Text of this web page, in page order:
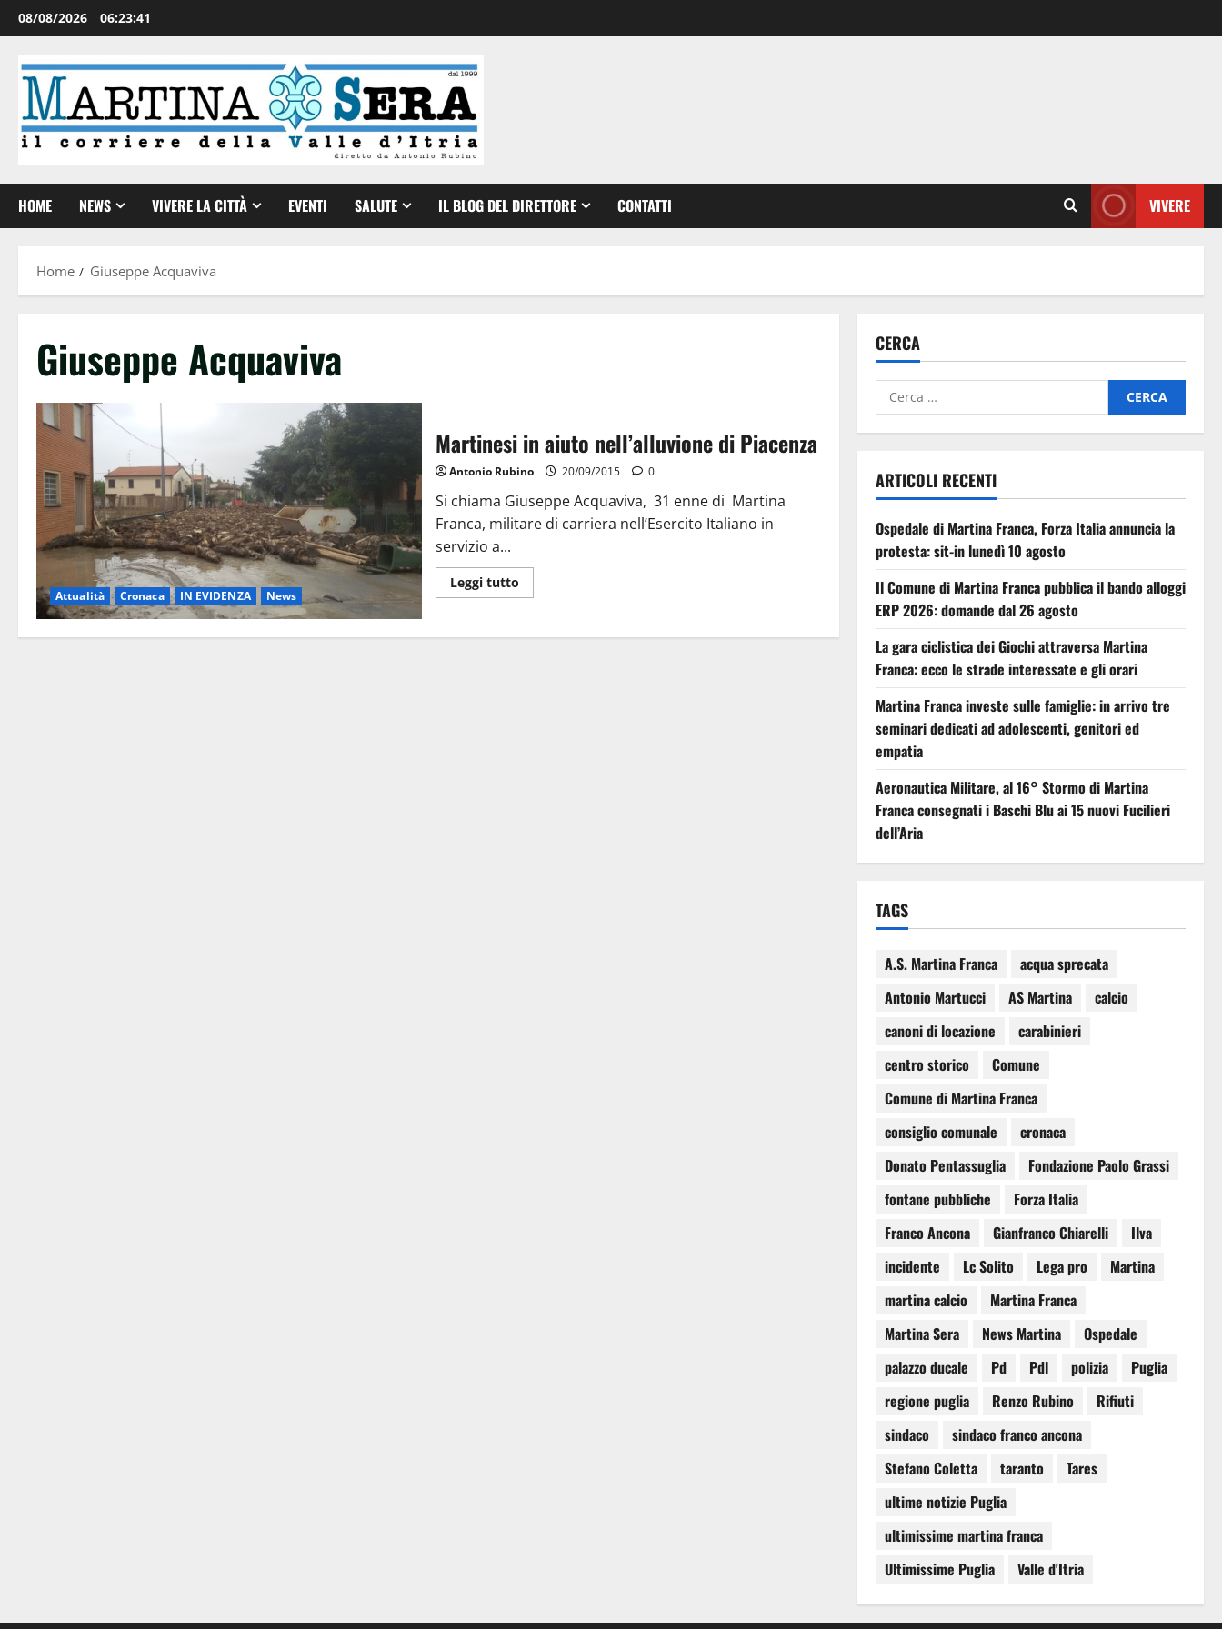
08/08/2026 06:23:42
HOME NEWS VIVERE LA CITTÀ EVENTI SALUTE IL BLOG DEL DIRETTORE CONTATTI VIVERE
Home Giuseppe Acquaviva
Giuseppe Acquaviva
Attualità Cronaca IN EVIDENZA News
Martinesi in aiuto nell’alluvione di Piacenza
Antonio Rubino 20/09/2015 0
Si chiama Giuseppe Acquaviva, 31 enne di Martina
Franca, militare di carriera nell’Esercito Italiano in
servizio a...
Leggi tutto
CERCA
ARTICOLI RECENTI
Ospedale di Martina Franca, Forza Italia annuncia la
protesta: sit-in lunedì 10 agosto
Il Comune di Martina Franca pubblica il bando alloggi
ERP 2026: domande dal 26 agosto
La gara ciclistica dei Giochi attraversa Martina
Franca: ecco le strade interessate e gli orari
Martina Franca investe sulle famiglie: in arrivo tre
seminari dedicati ad adolescenti, genitori ed
empatia
Aeronautica Militare, al 16° Stormo di Martina
Franca consegnati i Baschi Blu ai 15 nuovi Fucilieri
dell’Aria
TAGS
A.S. Martina Franca
acqua sprecata
Antonio Martucci
AS Martina
calcio
canoni di locazione
carabinieri
centro storico
Comune
Comune di Martina Franca
consiglio comunale
cronaca
Donato Pentassuglia
Fondazione Paolo Grassi
fontane pubbliche
Forza Italia
Franco Ancona
Gianfranco Chiarelli
Ilva
incidente
Lc Solito Lega pro
Martina
martina calcio
Martina Franca
Martina Sera
News Martina
Ospedale
palazzo ducale
Pd Pdl polizia
Puglia
regione puglia
Renzo Rubino
Rifiuti
sindaco
sindaco franco ancona
Stefano Coletta
taranto
Tares
ultime notizie Puglia
ultimissime martina franca
Ultimissime Puglia
Valle d'Itria